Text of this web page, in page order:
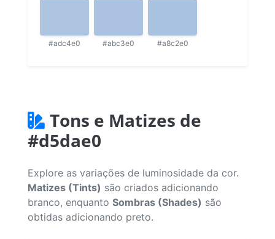
#adc4e0 #abc3e0 #a8c2e0
Tons e Matizes de
#d5dae0
Explore as variações de luminosidade da cor.
Matizes (Tints) são criados adicionando
branco, enquanto Sombras (Shades) são
obtidas adicionando preto.